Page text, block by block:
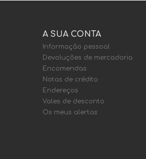
A SUA CONTA
Informação pessoal
Devoluções de mercadoria
Encomendas
Notas de crédito
Endereços
Vales de desconto
Os meus alertas